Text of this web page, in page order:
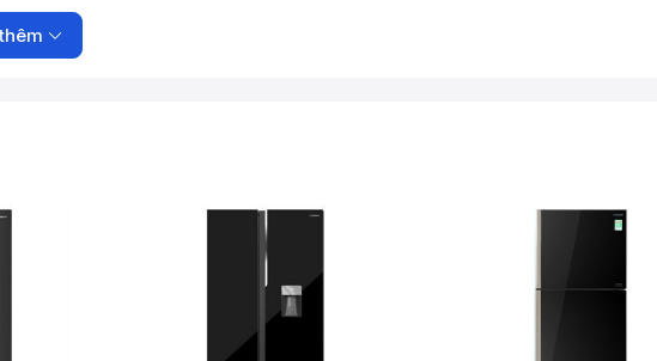
tinhvới bảng điều khiển cảm ứng (
100 L / Ngăn Selectable Zone 97 L) (
homeappliances.com